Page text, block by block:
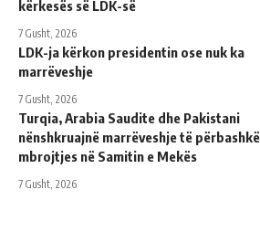
kërkesës së LDK-së
7 Gusht, 2026
LDK-ja kërkon presidentin ose nuk ka
marrëveshje
7 Gusht, 2026
Turqia, Arabia Saudite dhe Pakistani
nënshkruajnë marrëveshje të
mbrojtjes në Samitin e Mekës
7 Gusht, 2026